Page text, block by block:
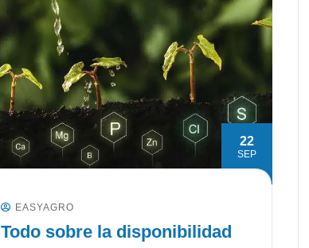
22
SEP
EASYAGRO
Todo sobre la disponibilidad